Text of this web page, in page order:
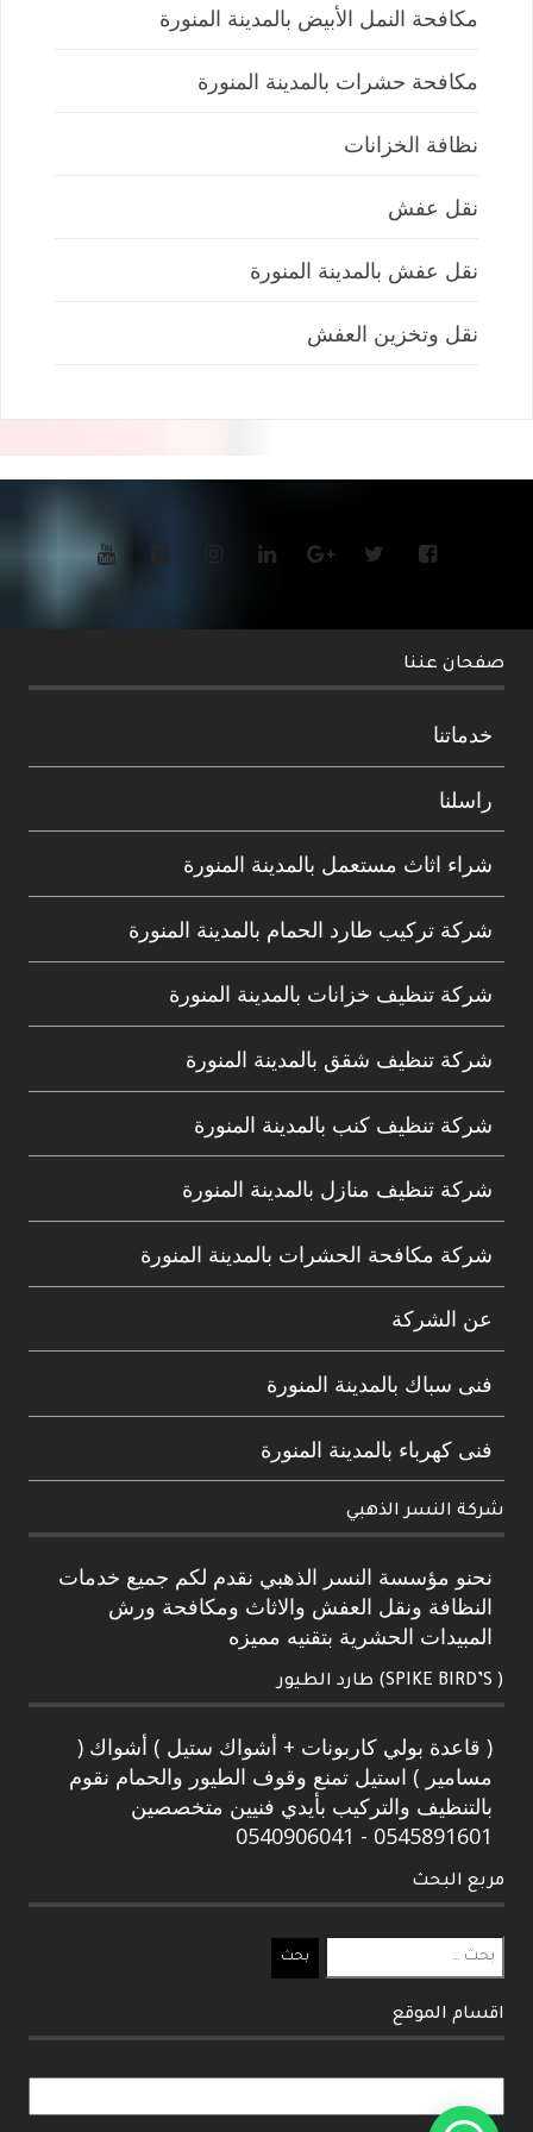
مكافحة النمل الأبيض بالمدينة المنورة
مكافحة حشرات بالمدينة المنورة
نظافة الخزانات
نقل عفش
نقل عفش بالمدينة المنورة
نقل وتخزين العفش
صفحان عننا
خدماتنا
راسلنا
شراء اثاث مستعمل بالمدينة المنورة
شركة تركيب طارد الحمام بالمدينة المنورة
شركة تنظيف خزانات بالمدينة المنورة
شركة تنظيف شقق بالمدينة المنورة
شركة تنظيف كنب بالمدينة المنورة
شركة تنظيف منازل بالمدينة المنورة
شركة مكافحة الحشرات بالمدينة المنورة
عن الشركة
فنى سباك بالمدينة المنورة
فنى كهرباء بالمدينة المنورة
شركة النسر الذهبي
نحنو مؤسسة النسر الذهبي نقدم لكم جميع خدمات
النظافة ونقل العفش والاثاث ومكافحة ورش
المبيدات الحشرية بتقنيه مميزه
( SPIKE BIRD’S) طارد الطيور
( قاعدة بولي كاربونات + أشواك ستيل ) أشواك (
مسامير ) استيل تمنع وقوف الطيور والحمام نقوم
بالتنظيف والتركيب بأيدي فنيين متخصصين
0545891601 - 0540906041
مربع البحث
البحث
عن:
اقسام الموقع
اقسام
الموقع